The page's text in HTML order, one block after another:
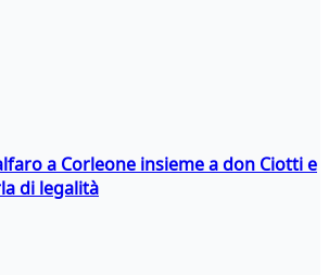
a Corleone insieme a don Ciotti e
di legalità